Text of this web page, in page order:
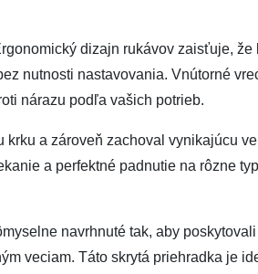
dizajn rukávov zaisťuje, že
nutnosti nastavovania. Vnútorné
nárazu podľa vašich potrieb.
a zároveň zachoval vynikajúcu
a perfektné padnutie na rôzne
navrhnuté tak, aby
veciam. Táto skrytá priehradka je